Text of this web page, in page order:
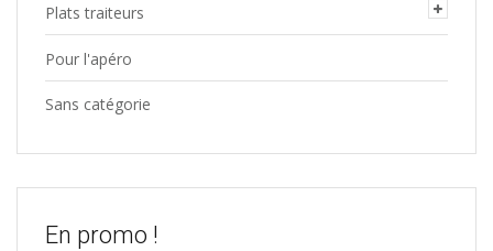
Plats traiteurs
Pour l'apéro
Sans catégorie
En promo !